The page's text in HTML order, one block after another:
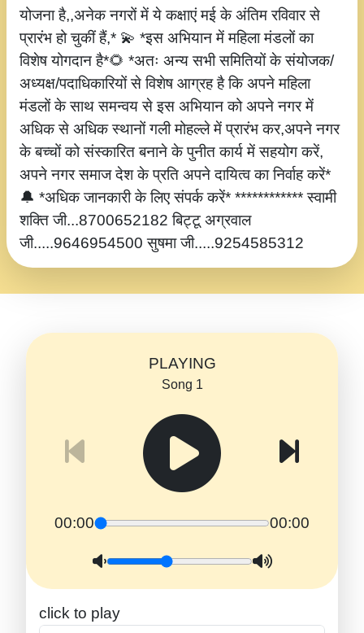
योजना है,,अनेक नगरों में ये कक्षाएं मई के अंतिम रविवार से
प्रारंभ हो चुकीं हैं,* 💫 *इस अभियान में महिला मंडलों का
विशेष योगदान है*🌻 *अतः अन्य सभी समितियों के संयोजक/
अध्यक्ष/पदाधिकारियों से विशेष आग्रह है कि अपने महिला
मंडलों के साथ समन्वय से इस अभियान को अपने नगर में
अधिक से अधिक स्थानों गली मोहल्ले में प्रारंभ कर,अपने नगर
के बच्चों को संस्कारित बनाने के पुनीत कार्य में सहयोग करें,
अपने नगर समाज देश के प्रति अपने दायित्व का निर्वाह करें*
🔔 *अधिक जानकारी के लिए संपर्क करें* ************ स्वामी
शक्ति जी...8700652182 बिट्टू अग्रवाल
जी.....9646954500 सुषमा जी.....9254585312
PLAYING
Song 1
00:00 00:00
click to play